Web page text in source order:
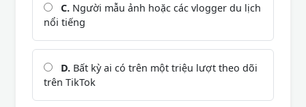
C. Người mẫu ảnh hoặc các vlogger du lịch
nổi tiếng
D. Bất kỳ ai có trên một triệu lượt theo dõi
trên TikTok